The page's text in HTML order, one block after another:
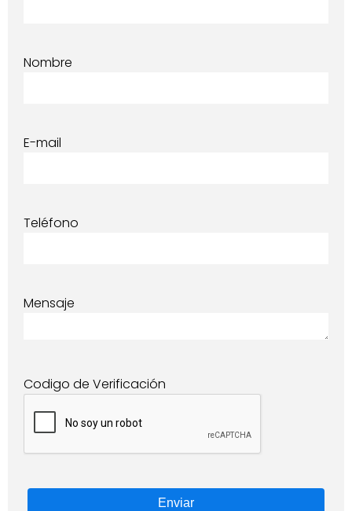
Nombre
E-mail
Teléfono
Mensaje
Codigo de Verificación
Enviar